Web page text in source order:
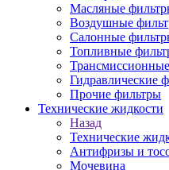
Масляные
Воздушные
Салонные
Топливные
Гидравлические
Прочие фильтры
Технические жидкости
Назад
Технические
Антифризы и
Мочевина